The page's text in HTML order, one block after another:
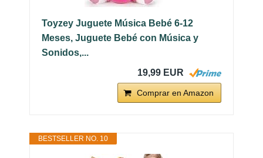
Toyzey Juguete Música Bebé 6-12
Meses, Juguete Bebé con Música y
Sonidos,...
19,99 EUR
Comprar en Amazon
BESTSELLER NO. 10